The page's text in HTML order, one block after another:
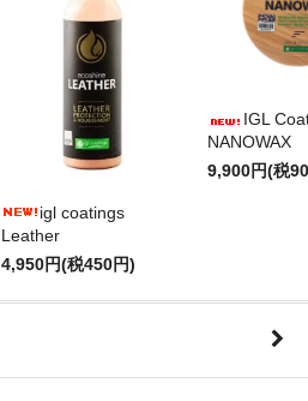
igl coatings
Leather
4,950円(税450円)
IGL
NANOWAX
9,900円(税